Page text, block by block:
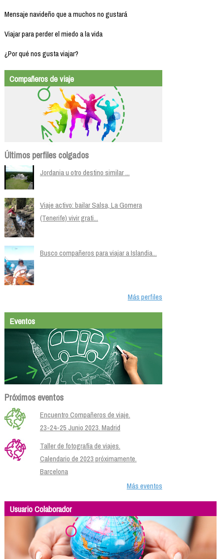
Mensaje navideño que a muchos no gustará
Viajar para perder el miedo a la vida
¿Por qué nos gusta viajar?
Compañeros de viaje
Últimos perfiles colgados
Jordania u otro destino similar ...
Viaje activo: bailar Salsa, La Gomera
(Tenerife) vivir grati...
Busco compañeros para viajar a Islandia...
Más perfiles
Eventos
Próximos eventos
Encuentro Compañeros de viaje.
23-24-25 Junio 2023. Madrid
Taller de fotografía de viajes.
Calendario de 2023 próximamente.
Barcelona
Más eventos
Usuario Colaborador